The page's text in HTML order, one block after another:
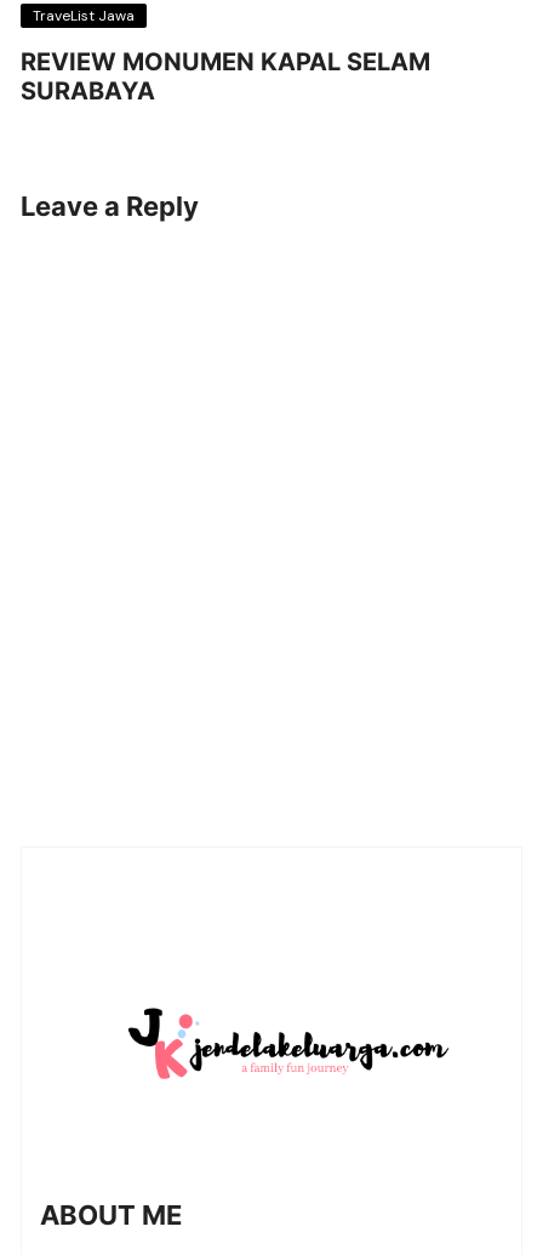
TraveList Jawa
REVIEW MONUMEN KAPAL SELAM
SURABAYA
Leave a Reply
ABOUT ME